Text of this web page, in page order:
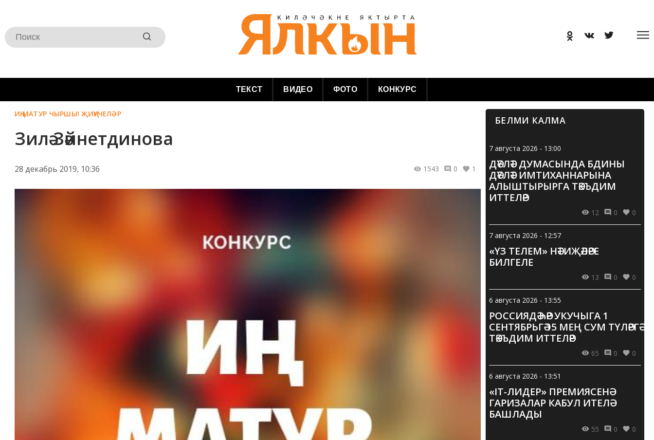
ТЕКСТ ВИДЕО ФОТО КОНКУРС
ИҢ МАТУР ЧЫРШЫ! ҖИҢҮЧЕЛӘР
Зилә Зәйнетдинова
28 декабрь 2019, 10:36 1543 0 1
БЕЛМИ КАЛМА
7 августа 2026 - 13:00
ДӘҮЛӘТ ДУМАСЫНДА БДИНЫ
ДӘҮЛӘТ ИМТИХАННАРЫНА
АЛЫШТЫРЫРГА ТӘКЪДИМ
ИТТЕЛӘР
12 0 0
7 августа 2026 - 12:57
«ҮЗ ТЕЛЕМ» НӘТИҖӘЛӘРЕ
БИЛГЕЛЕ
13 0 0
6 августа 2026 - 13:55
РОССИЯДӘ ҺӘР УКУЧЫГА 1
СЕНТЯБРЬГӘ 15 МЕҢ СУМ ТҮЛӘРГӘ
ТӘКЪДИМ ИТТЕЛӘР
65 0 0
6 августа 2026 - 13:51
«IT-ЛИДЕР» ПРЕМИЯСЕНӘ
ГАРИЗАЛАР КАБУЛ ИТЕЛӘ
БАШЛАДЫ
55 0 0